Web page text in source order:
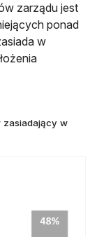
zarządu jest
ponad
w
zasiadający w